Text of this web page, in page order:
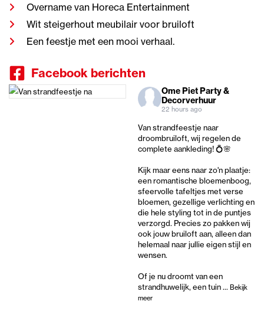
Overname van Horeca Entertainment
Wit steigerhout meubilair voor bruiloft
Een feestje met een mooi verhaal.
Facebook berichten
Ome Piet Party &
Decorverhuur
22 hours ago
Van strandfeestje naar
droombruiloft, wij regelen de
complete aankleding! 💍🌸
Kijk maar eens naar zo'n plaatje:
een romantische bloemenboog,
sfeervolle tafeltjes met verse
bloemen, gezellige verlichting en
die hele styling tot in de puntjes
verzorgd. Precies zo pakken wij
ook jouw bruiloft aan, alleen dan
helemaal naar jullie eigen stijl en
wensen.
Of je nu droomt van een
strandhuwelijk, een tuin... Bekijk
meer